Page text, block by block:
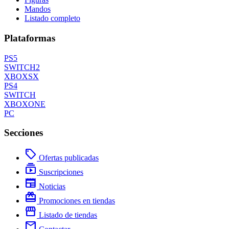
Mandos
Listado completo
Plataformas
PS5
SWITCH2
XBOXSX
PS4
SWITCH
XBOXONE
PC
Secciones
local_offer Ofertas publicadas
subscriptions Suscripciones
newspaper Noticias
redeem Promociones en tiendas
storefront Listado de tiendas
mail